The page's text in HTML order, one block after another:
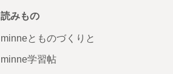
読みもの
minneとものづくりと
minne学習帖